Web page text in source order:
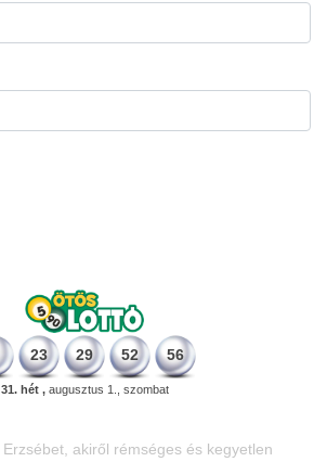
23 29 52 56
31. hét ,augusztus 1., szombat